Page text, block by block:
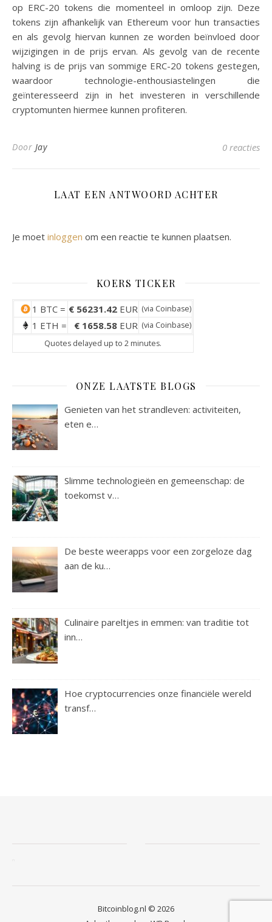
op ERC-20 tokens die momenteel in omloop zijn. Deze
tokens zijn afhankelijk van Ethereum voor hun transacties
en als gevolg hiervan kunnen ze worden beïnvloed door
wijzigingen in de prijs ervan. Als gevolg van de recente
halving is de prijs van sommige ERC-20 tokens gestegen,
waardoor technologie-enthousiastelingen die
geïnteresseerd zijn in het investeren in verschillende
cryptomunten hiermee kunnen profiteren.
Door Jay 0 reacties
LAAT EEN ANTWOORD ACHTER
Je moet inloggen om een reactie te kunnen plaatsen.
KOERS TICKER
1 BTC = € 56231.42 EUR (via Coinbase)
1 ETH = € 1658.58 EUR (via Coinbase)
Quotes delayed up to 2 minutes.
ONZE LAATSTE BLOGS
Genieten van het strandleven: activiteiten,
eten e…
Slimme technologieën en gemeenschap: de
toekomst v…
De beste weerapps voor een zorgeloze dag
aan de ku…
Culinaire pareltjes in emmen: van traditie tot
inn…
Hoe cryptocurrencies onze financiële wereld
transf…
Bitcoinblog.nl © 2026